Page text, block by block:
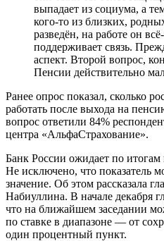
выпадает из социума, а
кого-то из близких,
разведён, на работе он
поддерживает связь.
аспект. Второй вопрос,
Пенсии действительно
Ранее опрос показал, сколько
работать после выхода на
вопрос ответили 84%
центра «АльфаСтрахование».
Банк России ожидает по
Не исключено, что показатель
значение. Об этом рассказала
Набиуллина. В начале декабря
что на ближайшем заседании
по ставке в диапазоне — от
один процентный пункт.